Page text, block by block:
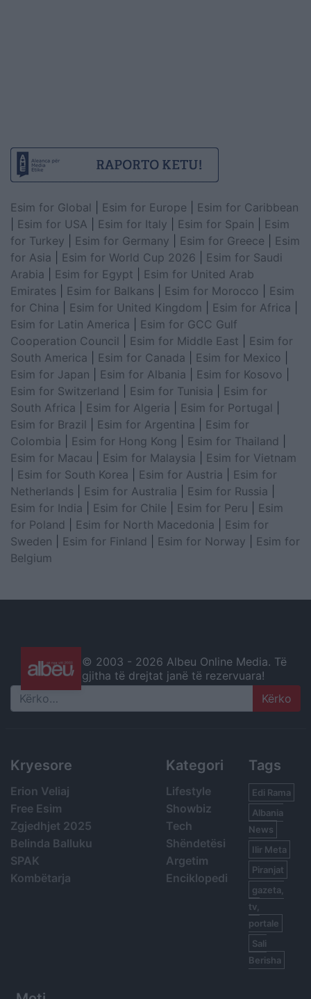
Esim for Global Esim for Europe
Esim for Caribbean
Esim for USA Esim for Italy Esim for Spain
Esim
for Turkey
Esim for Germany Esim for Greece
Esim
for Asia
Esim for World Cup 2026
Esim for Saudi
Arabia
Esim for Egypt
Esim for United Arab
Emirates
Esim for Balkans Esim for Morocco
Esim
for China
Esim for United Kingdom Esim for Africa
Esim for Latin America
Esim for GCC Gulf
Cooperation Council
Esim for Middle East
Esim for
South America
Esim for Canada Esim for Mexico
Esim for Japan
Esim for Albania Esim for Kosovo
Esim for Switzerland
Esim for Tunisia
Esim for
South Africa
Esim for Algeria Esim for Portugal
Esim for Brazil
Esim for Argentina
Esim for
Colombia
Esim for Hong Kong Esim for Thailand
Esim for Macau
Esim for Malaysia
Esim for Vietnam
Esim for South Korea Esim for Austria
Esim for
Netherlands
Esim for Australia Esim for Russia
Esim for India
Esim for Chile Esim for Peru
Esim
for Poland
Esim for North Macedonia
Esim for
Sweden
Esim for Finland Esim for Norway
Esim for
Belgium
© 2003 - 2026 Albeu Online Media. Të
gjitha të drejtat janë të rezervuara!
Search
Kryesore
Erion Veliaj
Free Esim
Zgjedhjet 2025
Belinda Balluku
SPAK
Kombëtarja
Kategori
Lifestyle
Showbiz
Tech
Shëndetësi
Argetim
Enciklopedi
Tags
Edi Rama
Albania
News
Ilir Meta
Piranjat
gazeta,
tv,
portale
Sali
Berisha